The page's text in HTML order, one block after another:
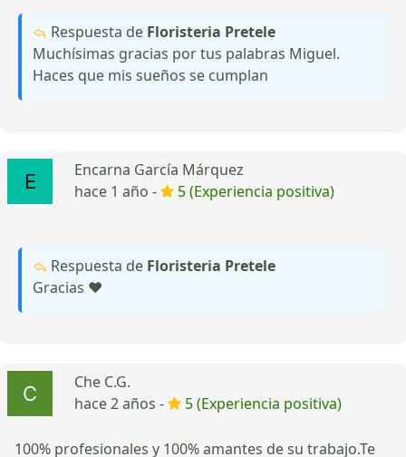
Respuesta de Floristeria Pretele
Muchísimas gracias por tus palabras Miguel.
Haces que mis sueños se cumplan
Encarna García Márquez
hace 1 año -
5 (Experiencia positiva)
Respuesta de Floristeria Pretele
Gracias ♥
Che C.G.
hace 2 años -
5 (Experiencia positiva)
100% profesionales y 100% amantes de su trabajo.Te